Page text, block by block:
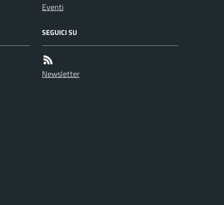
Eventi
SEGUICI SU
Newsletter